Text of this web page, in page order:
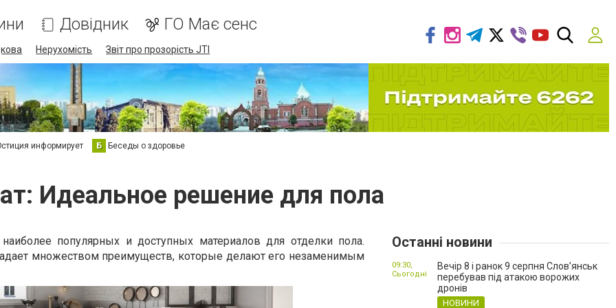
Довідник ГО Має сенс
Нерухомість Звіт про прозорість JTI
информирует Б Беседы о здоровье
Идеальное решение для пола
популярных и доступных материалов для отделки пола.
множеством преимуществ, которые делают его незаменимым
Останні новини
Вечір 8 і ранок 9 серпня Слов’янськ
перебував під атакою ворожих
дронів
НОВИНИ
09:30,
Сьогодні